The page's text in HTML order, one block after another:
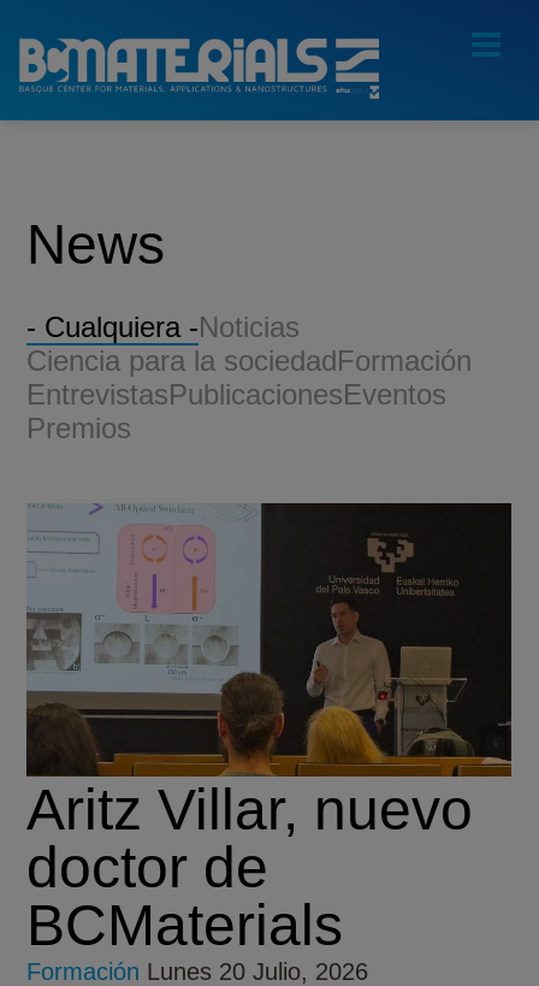
News
- Cualquiera -Noticias
Ciencia para la sociedadFormación
EntrevistasPublicacionesEventos
Premios
Aritz Villar, nuevo
doctor de
BCMaterials
Formación Lunes 20 Julio, 2026